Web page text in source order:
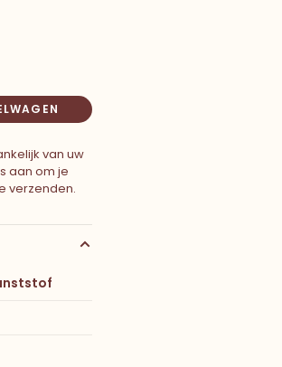
van uw
aan om je
verzenden.